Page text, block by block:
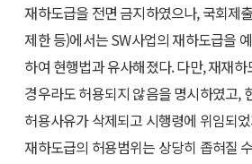
재하도급을 전면 금지하였으나, 국회제
제한 등)에서는 SW사업의 재하도급을
하여 현행법과 유사해졌다. 다만, 재재
경우라도 허용되지 않음을 명시하였고,
허용사유가 삭제되고 시행령에 위임되
재하도급의 허용범위는 상당히 좁혀질